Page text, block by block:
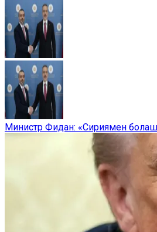
Министр Фидан: «Сириямен